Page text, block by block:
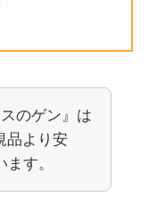
のゲン』は
品より安
す。